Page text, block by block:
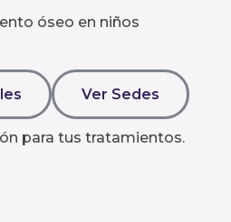
óseo en niños
Ver Sedes
para tus tratamientos.